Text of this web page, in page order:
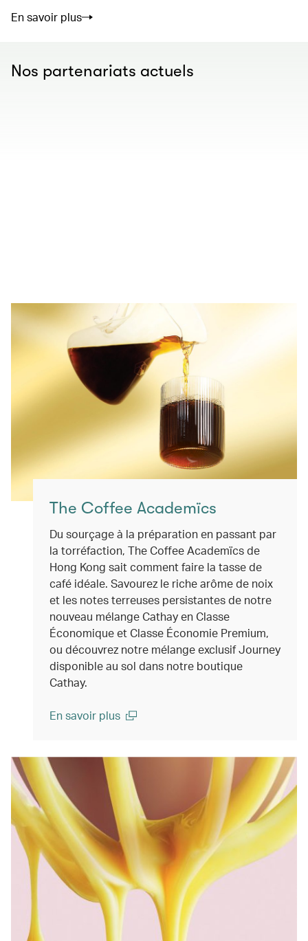
En savoir plus
Nos partenariats actuels
The Coffee Academïcs
Du sourçage à la préparation en passant par
la torréfaction, The Coffee Academïcs de
Hong Kong sait comment faire la tasse de
café idéale. Savourez le riche arôme de noix
et les notes terreuses persistantes de notre
nouveau mélange Cathay en Classe
Économique et Classe Économie Premium,
ou découvrez notre mélange exclusif Journey
disponible au sol dans notre boutique
Cathay.
En savoir plus